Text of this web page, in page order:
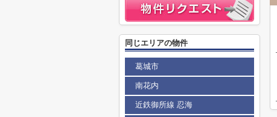
同じエリアの物件
葛城市
南花内
近鉄御所線 忍海